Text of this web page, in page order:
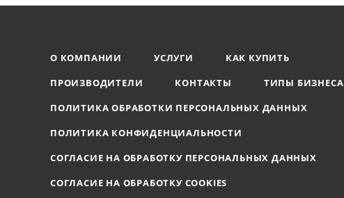
О КОМПАНИИ УСЛУГИ
КАК КУПИТЬ
ПРОИЗВОДИТЕЛИ
КОНТАКТЫ
ТИПЫ БИЗНЕСА
ПОЛИТИКА ОБРАБОТКИ ПЕРСОНАЛЬНЫХ ДАННЫХ
ПОЛИТИКА КОНФИДЕНЦИАЛЬНОСТИ
СОГЛАСИЕ НА ОБРАБОТКУ ПЕРСОНАЛЬНЫХ ДАННЫХ
СОГЛАСИЕ НА ОБРАБОТКУ COOKIES